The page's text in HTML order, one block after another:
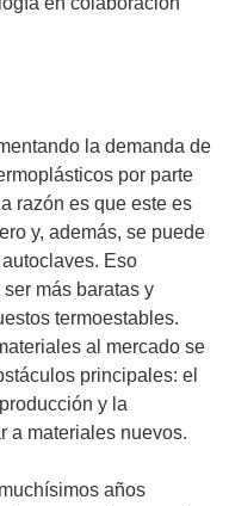
la demanda de
por parte
razón es que este es
y, además, se puede
Eso
más baratas y
termoestables.
al mercado se
principales: el
y la
a materiales nuevos.
años